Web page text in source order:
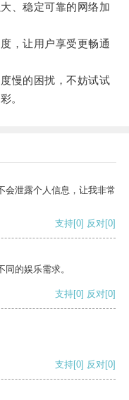
、稳定可靠的网络加
，让用户享受更畅通
慢的困扰，不妨试试
。
会泄露个人信息，让我非常
支持[0] 反对[0]
的娱乐需求。
支持[0] 反对[0]
支持[0] 反对[0]